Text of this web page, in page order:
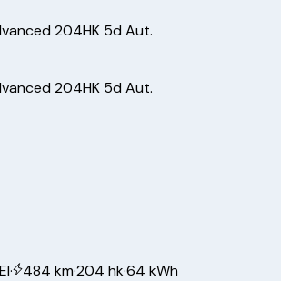
204HK 5d Aut.
204HK 5d Aut.
El· 484 km·204 hk·64 kWh